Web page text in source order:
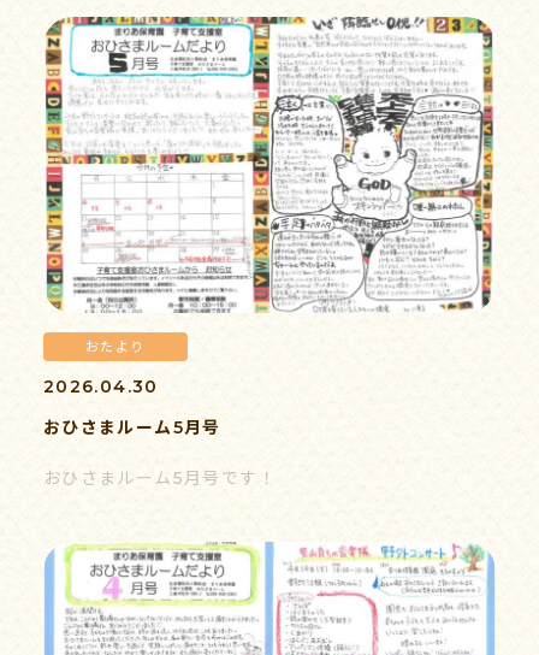
おたより
2026.04.30
おひさまルーム5月号
おひさまルーム5月号です！